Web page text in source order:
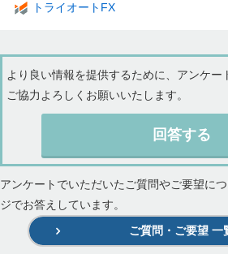
トライオートFX
より良い情報を提供するために、アンケー
ご協力よろしくお願いいたします。
回答する
アンケートでいただいたご質問やご要望に
ジでお答えしています。
ご質問・ご要望 一